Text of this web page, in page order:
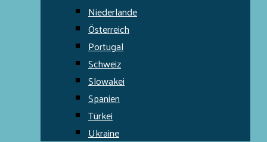
Niederlande
Österreich
Portugal
Schweiz
Slowakei
Spanien
Türkei
Ukraine